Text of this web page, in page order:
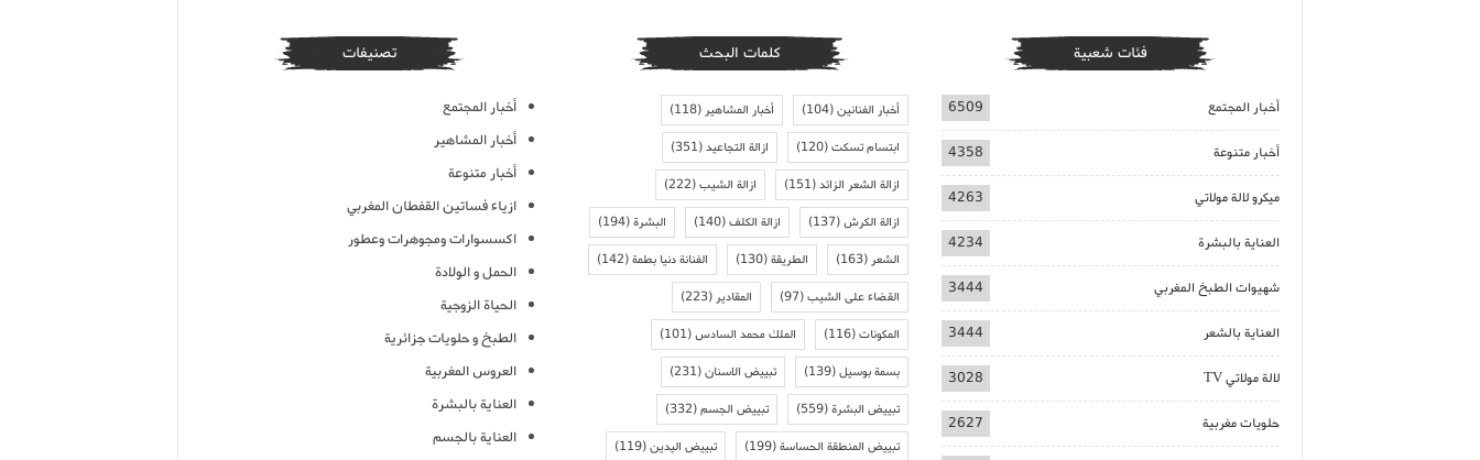
فئات شعبية
أخبار المجتمع 6509
أخبار متنوعة 4358
ميكرو لالة مولاتي 4263
العناية بالبشرة 4234
شهيوات الطبخ المغربي 3444
العناية بالشعر 3444
لالة مولاتي TV 3028
حلويات مغربية 2627
كلمات البحث
أخبار الفنانين(104) أخبار المشاهير(118)
ابتسام تسكت(120) ازالة التجاعيد(351)
ازالة الشعر الزائد(151) ازالة الشيب(222)
ازالة الكرش(137) ازالة الكلف(140) البشرة(194)
الشعر(163) الطريقة(130) الفنانة دنيا بطمة(142)
القضاء على الشيب(97) المقادير(223)
المكونات(116) الملك محمد السادس(101)
بسمة بوسيل(139) تبييض الاسنان(231)
تبييض البشرة(559) تبييض الجسم(332)
تبييض المنطقة الحساسة(199) تبييض اليدين(119)
تصنيفات
أخبار المجتمع
أخبار المشاهير
أخبار متنوعة
ازياء فساتين القفطان المغربي
اكسسوارات ومجوهرات وعطور
الحمل و الولادة
الحياة الزوجية
الطبخ و حلويات جزائرية
العروس المغربية
العناية بالبشرة
العناية بالجسم